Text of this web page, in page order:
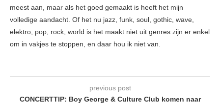
meest aan, maar als het goed gemaakt is heeft het mijn
volledige aandacht. Of het nu jazz, funk, soul, gothic, wave,
elektro, pop, rock, world is het maakt niet uit genres zijn er enkel
om in vakjes te stoppen, en daar hou ik niet van.
previous post
CONCERTTIP: Boy George & Culture Club komen naar